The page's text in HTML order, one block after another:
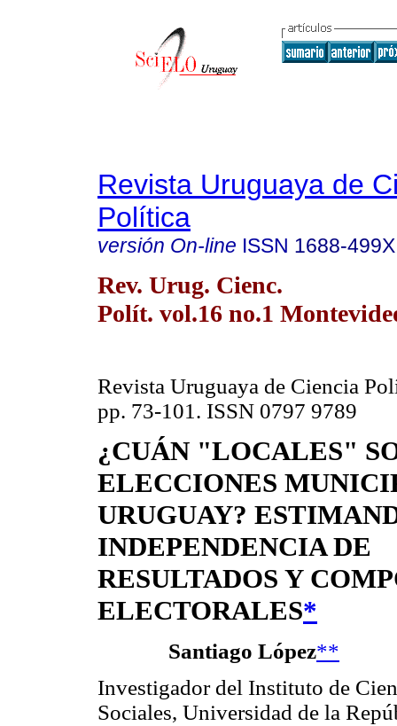
Revista Uruguaya de
Política
versión On-line ISSN 1688-499X
Rev. Urug. Cienc.
Polít. vol.16 no.1
Revista Uruguaya de Ciencia
pp. 73-101. ISSN 0797 9789
¿CUÁN "LOCALES"
ELECCIONES
URUGUAY?
INDEPENDENCIA DE
RESULTADOS Y
ELECTORALES*
Santiago López**
Investigador del Instituto de
Sociales, Universidad de la